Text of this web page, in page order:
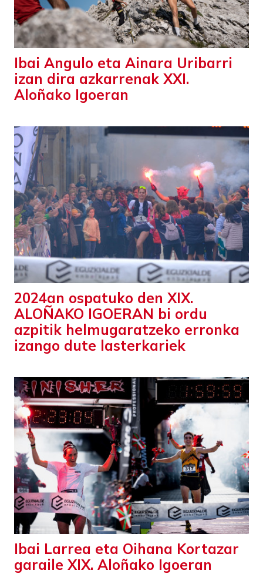
Ibai Angulo eta Ainara Uribarri
izan dira azkarrenak XXI.
Aloñako Igoeran
2024an ospatuko den XIX.
ALOÑAKO IGOERAN bi ordu
azpitik helmugaratzeko erronka
izango dute lasterkariek
Ibai Larrea eta Oihana Kortazar
garaile XIX. Aloñako Igoeran